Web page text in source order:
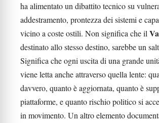
ha alimentato un dibattito tecnico su
addestramento, prontezza dei sistemi e
vicino a coste ostili. Non significa che il
destinato allo stesso destino, sarebbe un
Significa che ogni uscita di una grande
viene letta anche attraverso quella lente:
davvero, quanto è aggiornata, quanto è
piattaforme, e quanto rischio politico si
in movimento. Un altro elemento